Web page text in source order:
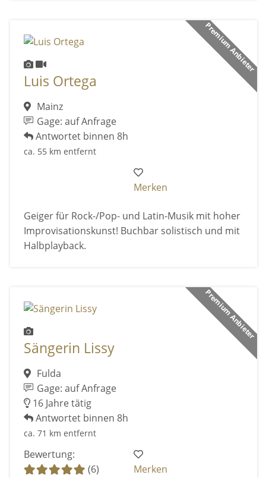
Premium Anbieter
Luis Ortega
Mainz
Gage: auf Anfrage
Antwortet binnen 8h
ca. 55 km entfernt
Merken
Geiger für Rock-/Pop- und Latin-Musik mit hoher
Improvisationskunst! Buchbar solistisch und mit
Halbplayback.
Premium Anbieter
Sängerin Lissy
Fulda
Gage: auf Anfrage
16 Jahre tätig
Antwortet binnen 8h
ca. 71 km entfernt
Bewertung:
(6)
Merken